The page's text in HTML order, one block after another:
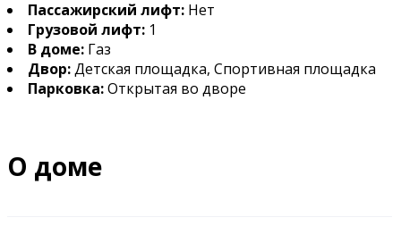
Пассажирский лифт: Нет
Грузовой лифт: 1
В доме: Газ
Двор:Детская площадка, Спортивная площадка
Парковка:Открытая во дворе
О доме